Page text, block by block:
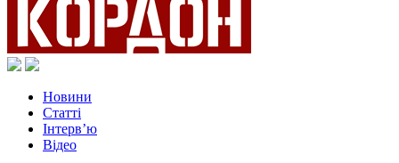
Новини
Статті
Інтерв’ю
Відео